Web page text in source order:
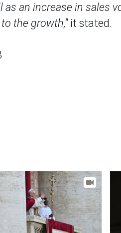
as an increase in sales
the growth,"it stated.